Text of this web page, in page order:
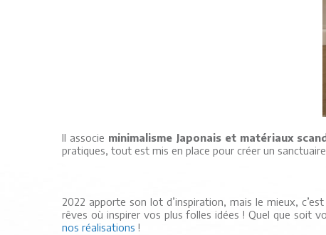
Il associe minimalisme Japonais et matériaux
pratiques, tout est mis en place pour créer un sanctuaire
2022 apporte son lot d’inspiration, mais le mieux,
rêves où inspirer vos plus folles idées ! Quel que soit
nos réalisations !